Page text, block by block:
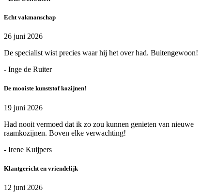
Echt vakmanschap
26 juni 2026
De specialist wist precies waar hij het over had. Buitengewoon!
- Inge de Ruiter
De mooiste kunststof kozijnen!
19 juni 2026
Had nooit vermoed dat ik zo zou kunnen genieten van nieuwe
raamkozijnen. Boven elke verwachting!
- Irene Kuijpers
Klantgericht en vriendelijk
12 juni 2026